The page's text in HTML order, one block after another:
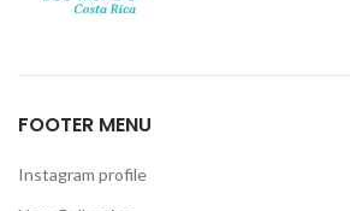
FOOTER MENU
Instagram profile